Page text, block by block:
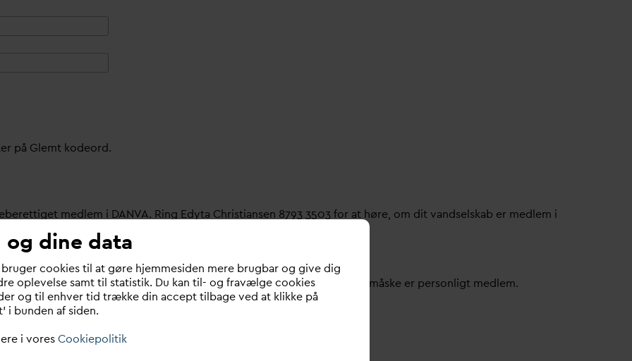
på Glemt kodeord.
medlem i DANVA. Ring Edyta Christiansen 8793 3503 for at høre, om dit vandselskab er medlem i
her.
ditvandselskab, dit ansættelsessted er medlem iDANVA eller om du måske er personligt medlem.
og dine data
bruger cookies til at gøre hjemmesiden mere brugbar og give dig
oplevelse samt til statistik. Du kan til- og fravælge cookies
og til enhver tid trække din accept tilbage ved at klikke på
i bunden af siden.
i voresCookiepolitik